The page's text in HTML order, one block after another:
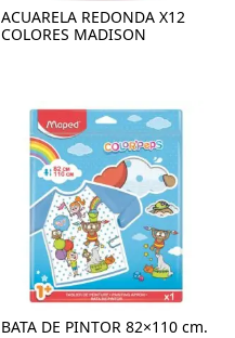
ACUARELA REDONDA X12
COLORES MADISON
BATA DE PINTOR 82×110 cm.